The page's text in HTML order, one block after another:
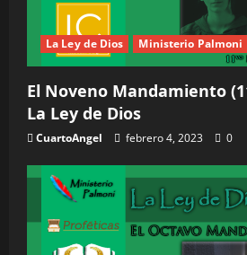
La Ley de Dios Ministerio Palmoni
El Noveno Mandamiento
La Ley de Dios
CuartoAngel febrero 4, 2023 0